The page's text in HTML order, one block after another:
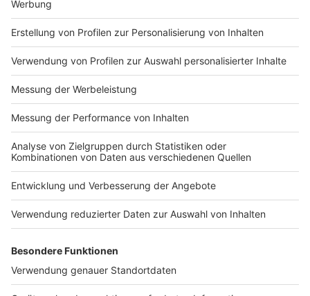
Impressum
Nutzungsbedingungen
Jobs
Presse
Werben
Archiv
ANTENNE BAYERN GROUP
Kontakt
Studio-Hotline
Verkehrs-Hotline
Newsletter